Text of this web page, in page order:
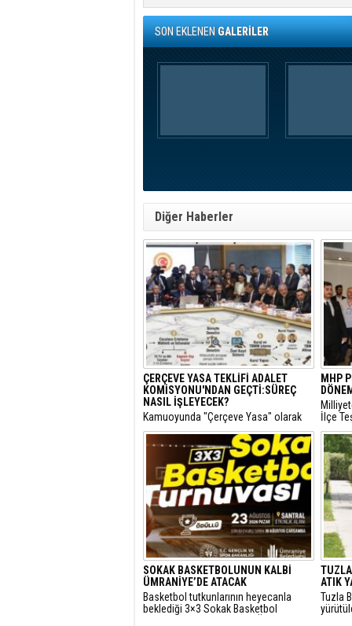
SON EKLENENGALERİLER
Diğer Haberler
ÇERÇEVE YASA TEKLİFİ ADALET
KOMİSYONU'NDAN GEÇTİ:SÜREÇ
NASIL İŞLEYECEK?
​Kamuoyunda "Çerçeve Yasa" olarak
bilinen ve terör örgütü PKK'nin
kendisini feshederek silah bırakmasını
hedefleyen Milli Dayanışma ve
Toplumsal Bütünlüğün
Güçlendirilmesine Dair Kanun Teklifi,
TBMM Adalet Komisyonu'nda kabul
edildi.
MHP
İlçe
Kır,
SOKAK BASKETBOLUNUN KALBİ
ÜMRANİYE’DE ATACAK
Basketbol tutkunlarının heyecanla
beklediği 3×3 Sokak Basketbol
ATIK
Tuzla